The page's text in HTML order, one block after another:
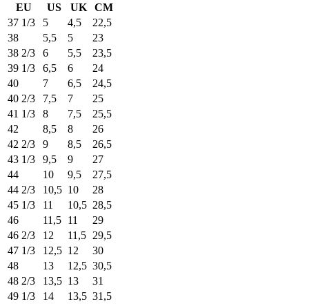
EU US UK
CM
37 1/3
5 4,5
22,5
38
5,5 5
23
38 2/3
6 5,5
23,5
39 1/3
6,5 6
24
40
7 6,5
24,5
40 2/3
7,5 7
25
41 1/3
8 7,5
25,5
42
8,5 8
26
42 2/3
9 8,5
26,5
43 1/3
9,5 9
27
44
10 9,5
27,5
44 2/3
10,5 10
28
45 1/3
11 10,5 28,5
46
11,5 11
29
46 2/3
12 11,5 29,5
47 1/3
12,5 12
30
48
13 12,5 30,5
48 2/3
13,5 13
31
49 1/3
14 13,5 31,5